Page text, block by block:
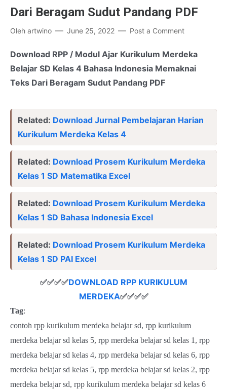
Dari Beragam Sudut Pandang PDF
Oleh artwino June 25, 2022 Post a Comment
Download RPP / Modul Ajar Kurikulum Merdeka
Belajar SD Kelas 4 Bahasa Indonesia Memaknai
Teks Dari Beragam Sudut Pandang PDF
Related: Download Jurnal Pembelajaran Harian
Kurikulum Merdeka Kelas 4
Related: Download Prosem Kurikulum Merdeka
Kelas 1 SD Matematika Excel
Related: Download Prosem Kurikulum Merdeka
Kelas 1 SD Bahasa Indonesia Excel
Related: Download Prosem Kurikulum Merdeka
Kelas 1 SD PAI Excel
✅✅✅✅DOWNLOAD RPP KURIKULUM
MERDEKA✅✅✅✅
Tag:
contoh rpp kurikulum merdeka belajar sd, rpp kurikulum
merdeka belajar sd kelas 5, rpp merdeka belajar sd kelas 1, rpp
merdeka belajar sd kelas 4, rpp merdeka belajar sd kelas 6, rpp
merdeka belajar sd kelas 5, rpp merdeka belajar sd kelas 2, rpp
merdeka belajar sd, rpp kurikulum merdeka belajar sd kelas 6